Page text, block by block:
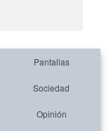
Pantallas
Sociedad
Opinión